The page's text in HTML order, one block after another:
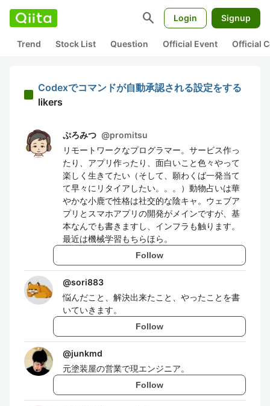
search Login Signup
Trend Stock List Question Official Event Official
Codexでコマンドが自動承認される設定をする
likers
ぷろみつ @promitsu
リモートワークなプログラマー。サービス作っ
たり、アプリ作ったり、面白いこと色々やって
楽しく生きてたい（そして、願わくば一発当て
て早々にリタイアしたい。。。）動物占いは華
やかな小鹿で性格は社交的な陰キャ。ウェブア
プリとスマホアプリの開発がメインですが、基
本なんでも書きますし、インフラも触ります。
最近は機械学習もちらほら。
Follow
@sori883
悩んだこと、解決出来たこと、やったことを書
いていきます。
Follow
@junkmd
元塗装屋の営業で現エンジニア。
Follow